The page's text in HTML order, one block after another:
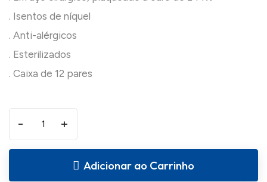
. Isentos de níquel
. Anti-alérgicos
. Esterilizados
- +
Adicionar ao Carrinho